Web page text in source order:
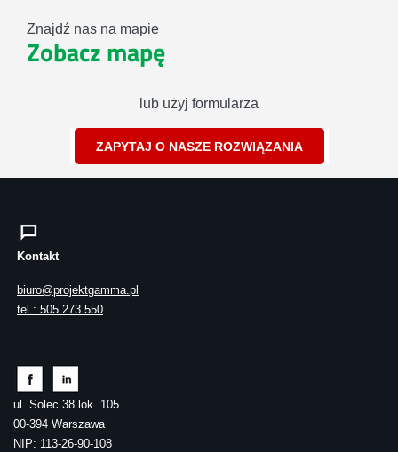
Znajdź nas na mapie
Zobacz mapę
lub użyj formularza
ZAPYTAJ O NASZE ROZWIĄZANIA
Kontakt
biuro@projektgamma.pl
tel.: 505 273 550
ul. Solec 38 lok. 105
00-394 Warszawa
NIP: 113-26-90-108